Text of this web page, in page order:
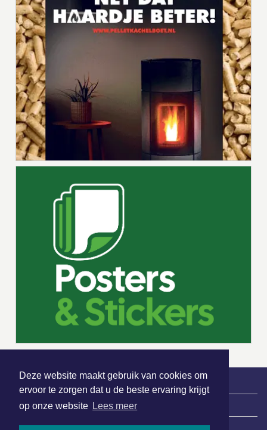
Deze website maakt gebruik van cookies om
ervoor te zorgen dat u de beste ervaring krijgt
op onze website Lees meer
| Nieuws | Sport | Evenementen